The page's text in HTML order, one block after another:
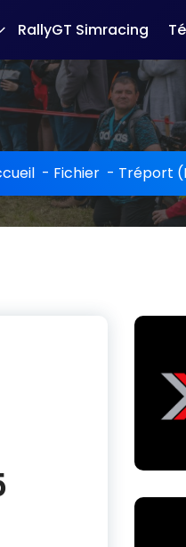
RallyGT Simracing
- Fichier - Tréport